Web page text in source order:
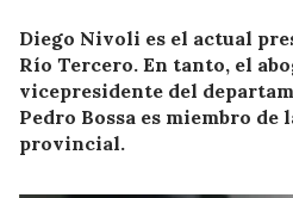
Diego Nivoli es el actual
Río Tercero. En tanto, el
vicepresidente del
Pedro Bossa es miembro de
provincial.